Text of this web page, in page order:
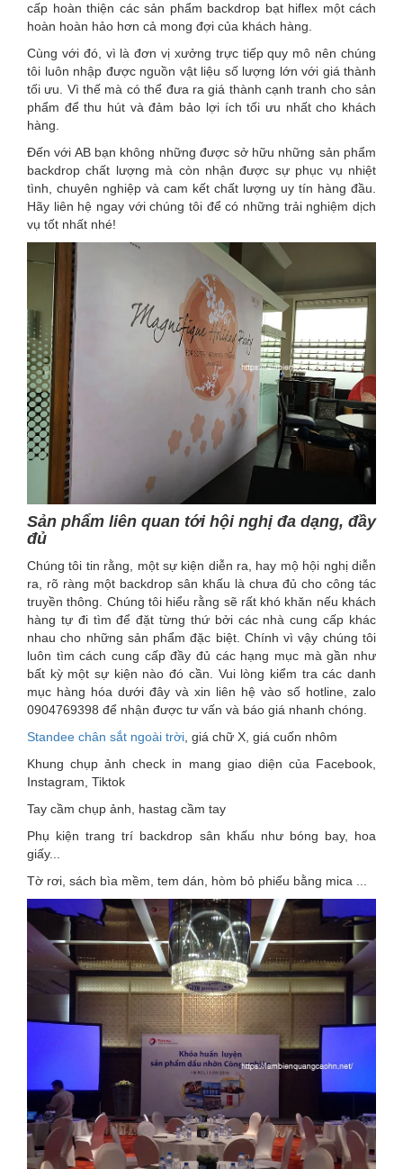
cấp hoàn thiện các sản phẩm backdrop bạt hiflex một cách
hoàn hoàn hảo hơn cả mong đợi của khách hàng.
Cùng với đó, vì là đơn vị xưởng trực tiếp quy mô nên chúng
tôi luôn nhập được nguồn vật liệu số lượng lớn với giá thành
tối ưu. Vì thế mà có thể đưa ra giá thành cạnh tranh cho sản
phẩm để thu hút và đảm bảo lợi ích tối ưu nhất cho khách
hàng.
Đến với AB bạn không những được sở hữu những sản phẩm
backdrop chất lượng mà còn nhận được sự phục vụ nhiệt
tình, chuyên nghiệp và cam kết chất lượng uy tín hàng đầu.
Hãy liên hệ ngay với chúng tôi để có những trải nghiệm dịch
vụ tốt nhất nhé!
Sản phẩm liên quan tới hội nghị đa dạng, đầy
đủ
Chúng tôi tin rằng, một sự kiện diễn ra, hay mộ hội nghị diễn
ra, rõ ràng một backdrop sân khấu là chưa đủ cho công tác
truyền thông. Chúng tôi hiểu rằng sẽ rất khó khăn nếu khách
hàng tự đi tìm để đặt từng thứ bởi các nhà cung cấp khác
nhau cho những sản phẩm đặc biệt. Chính vì vậy chúng tôi
luôn tìm cách cung cấp đầy đủ các hạng mục mà gần như
bất kỳ một sự kiện nào đó cần. Vui lòng kiểm tra các danh
mục hàng hóa dưới đây và xin liên hệ vào số hotline, zalo
0904769398 để nhận được tư vấn và báo giá nhanh chóng.
Standee chân sắt ngoài trời , giá chữ X, giá cuốn nhôm
Khung chụp ảnh check in mang giao diện của Facebook,
Instagram, Tiktok
Tay cầm chụp ảnh, hastag cầm tay
Phụ kiện trang trí backdrop sân khấu như bóng bay, hoa
giấy...
Tờ rơi, sách bìa mềm, tem dán, hòm bỏ phiếu bằng mica ...